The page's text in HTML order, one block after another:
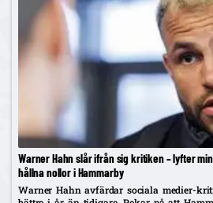
Warner Hahn slår ifrån sig kritiken – lyfter
hållna nollor i Hammarby
Warner Hahn avfärdar sociala medier-